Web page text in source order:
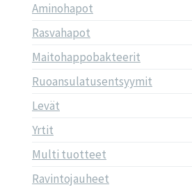
Aminohapot
Rasvahapot
Maitohappobakteerit
Ruoansulatusentsyymit
Levät
Yrtit
Multi tuotteet
Ravintojauheet